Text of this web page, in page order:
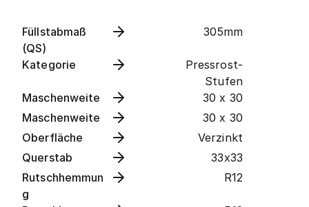
Füllstabmaß
(QS)
305mm
Kategorie
Pressrost-
Stufen
Maschenweite
30 x 30
Maschenweite
30 x 30
Oberfläche
Verzinkt
Querstab
33x33
Rutschhemmun
g
R12